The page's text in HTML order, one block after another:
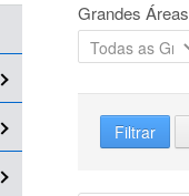
Grandes Áreas
Filtrar